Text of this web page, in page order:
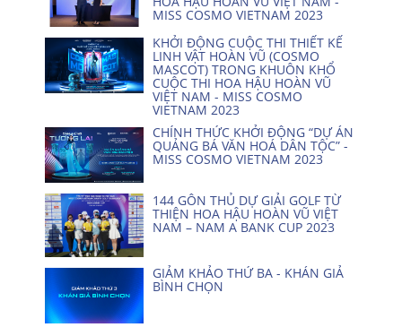
MISS COSMO VIETNAM 2023
KHỞI ĐỘNG CUỘC THI THIẾT KẾ
LINH VẬT HOÀN VŨ (COSMO
MASCOT) TRONG KHUÔN KHỔ
CUỘC THI HOA HẬU HOÀN VŨ
VIỆT NAM - MISS COSMO
VIETNAM 2023
CHÍNH THỨC KHỞI ĐỘNG “DỰ ÁN
QUẢNG BÁ VĂN HOÁ DÂN TỘC” -
MISS COSMO VIETNAM 2023
144 GÔN THỦ DỰ GIẢI GOLF TỪ
THIỆN HOA HẬU HOÀN VŨ VIỆT
NAM – NAM A BANK CUP 2023
GIẢM KHẢO THỨ BA - KHÁN GIẢ
BÌNH CHỌN